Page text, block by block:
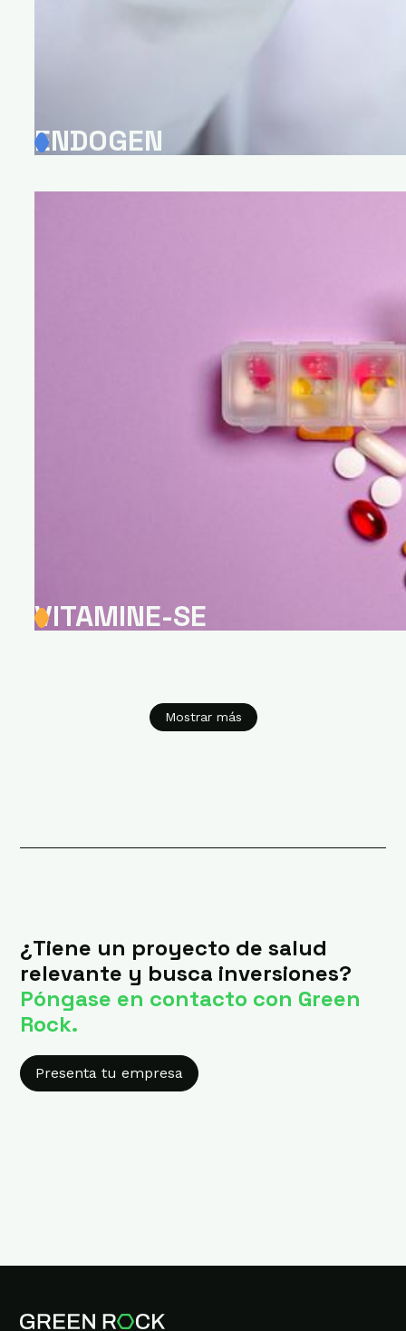
ENDOGEN
VITAMINE-SE
Mostrar más
¿Tiene un proyecto de salud
relevante y busca inversiones?
Póngase en contacto con Green
Rock.
Presenta tu empresa